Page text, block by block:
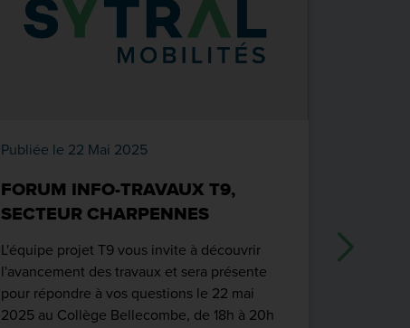
Publiée le 22 Mai 2025
FORUM INFO-TRAVAUX T9,
SECTEUR CHARPENNES
L'équipe projet T9 vous invite à découvrir
l'avancement des travaux et sera présente
pour répondre à vos questions le 22 mai
2025 au Collège Bellecombe, de 18h à 20h